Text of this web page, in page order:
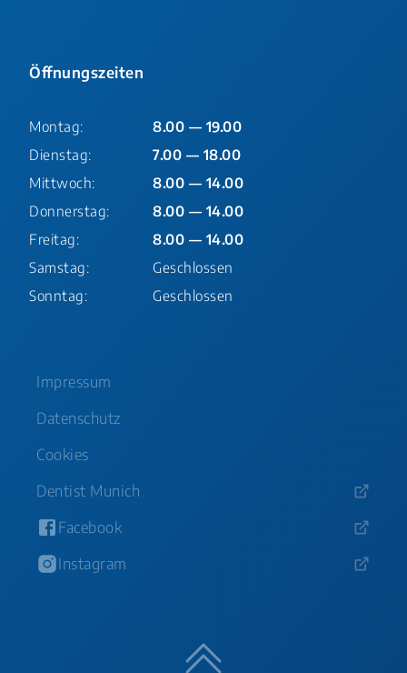
Öffnungszeiten
Montag:
8.00 — 19.00
Dienstag:
7.00 — 18.00
Mittwoch:
8.00 — 14.00
Donnerstag:
8.00 — 14.00
Freitag:
8.00 — 14.00
Samstag:
Geschlossen
Sonntag:
Geschlossen
Impressum
Datenschutz
Cookies
Dentist Munich
Facebook
Instagram